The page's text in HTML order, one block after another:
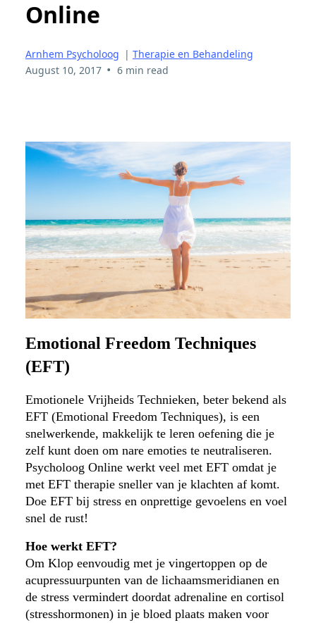
Online
Arnhem Psycholoog | Therapie en Behandeling
August 10, 2017 • 6 min read
Emotional Freedom Techniques
(EFT)
Emotionele Vrijheids Technieken, beter bekend als
EFT (Emotional Freedom Techniques), is een
snelwerkende, makkelijk te leren oefening die je
zelf kunt doen om nare emoties te neutraliseren.
Psycholoog Online werkt veel met EFT omdat je
met EFT therapie sneller van je klachten af komt.
Doe EFT bij stress en onprettige gevoelens en voel
snel de rust!
Hoe werkt EFT?
Om Klop eenvoudig met je vingertoppen op de
acupressuurpunten van de lichaamsmeridianen en
de stress vermindert doordat adrenaline en cortisol
(stresshormonen) in je bloed plaats maken voor